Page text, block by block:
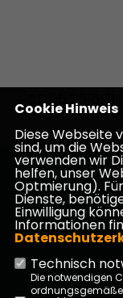
23.05.2016,
Homepage des
Dieburg
Impressum
Cookie Hinweis
Diese Webseite
sind, um die
verwenden wir
helfen, unser
Optmierung).
Dienste,
Einwilligung
Informationen
Technisch
Die notwendigen